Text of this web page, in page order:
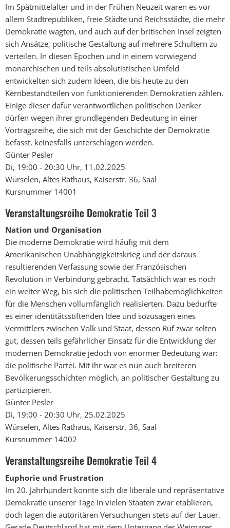
Im Spätmittelalter und in der Frühen Neuzeit waren es vor
allem Stadtrepubliken, freie Städte und Reichsstädte, die mehr
Demokratie wagten, und auch auf der britischen Insel zeigten
sich Ansätze, politische Gestaltung auf mehrere Schultern zu
verteilen. In diesen Epochen und in einem vorwiegend
monarchischen und teils absolutistischen Umfeld
entwickelten sich zudem Ideen, die bis heute zu den
Kernbestandteilen von funktionierenden Demokratien zählen.
Einige dieser dafür verantwortlichen politischen Denker
dürfen wegen ihrer grundlegenden Bedeutung in einer
Vortragsreihe, die sich mit der Geschichte der Demokratie
befasst, keinesfalls unterschlagen werden.
Günter Pesler
Di, 19:00 - 20:30 Uhr, 11.02.2025
Würselen, Altes Rathaus, Kaiserstr. 36, Saal
Kursnummer 14001
Veranstaltungsreihe Demokratie Teil 3
Nation und Organisation
Die moderne Demokratie wird häufig mit dem
Amerikanischen Unabhängigkeitskrieg und der daraus
resultierenden Verfassung sowie der Französischen
Revolution in Verbindung gebracht. Tatsächlich war es noch
ein weiter Weg, bis sich die politischen Teilhabemöglichkeiten
für die Menschen vollumfänglich realisierten. Dazu bedurfte
es einer identitätsstiftenden Idee und sozusagen eines
Vermittlers zwischen Volk und Staat, dessen Ruf zwar selten
gut, dessen teils gefährlicher Einsatz für die Entwicklung der
modernen Demokratie jedoch von enormer Bedeutung war:
die politische Partei. Mit ihr war es nun auch breiteren
Bevölkerungsschichten möglich, an politischer Gestaltung zu
partizipieren.
Günter Pesler
Di, 19:00 - 20:30 Uhr, 25.02.2025
Würselen, Altes Rathaus, Kaiserstr. 36, Saal
Kursnummer 14002
Veranstaltungsreihe Demokratie Teil 4
Euphorie und Frustration
Im 20. Jahrhundert konnte sich die liberale und repräsentative
Demokratie unserer Tage in vielen Staaten zwar etablieren,
doch lagen die autoritären Versuchungen stets auf der Lauer.